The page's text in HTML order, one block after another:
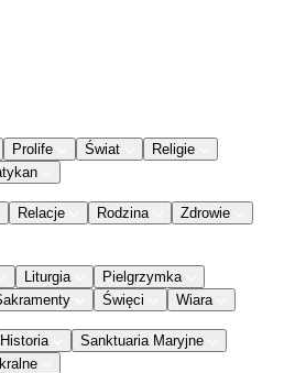
Prolife Świat
Religie
Relacje Rodzina
Zdrowie
Liturgia
Pielgrzymka
Święci Wiara
Historia
Sanktuaria Maryjne